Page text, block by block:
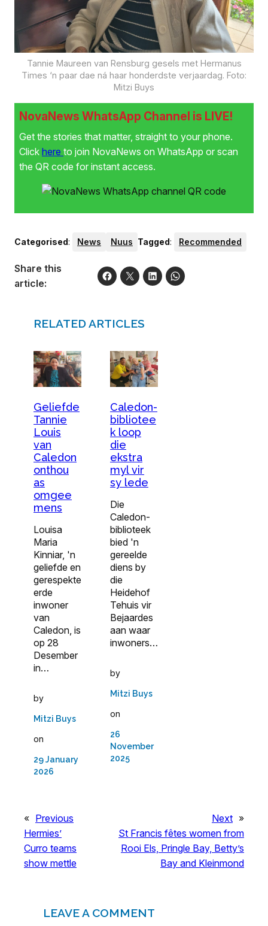
Tannie Maureen van Rensburg gesels met Hermanus
Times ‘n paar dae ná haar honderdste verjaardag. Foto:
Mitzi Buys
NovaNews WhatsApp Channel is LIVE!
Get the stories that matter, straight to your phone.
Click here to join NovaNews on WhatsApp or scan
the QR code for instant access.
Categorised: News Nuus Tagged: Recommended
Share this
article:
RELATED ARTICLES
Geliefde
Tannie
Louis
van
Caledon
onthou
as
omgee
mens
Louisa
Maria
Kinniar, 'n
geliefde en
gerespekte
erde
inwoner
van
Caledon, is
op 28
Desember
in…
by
Mitzi Buys
on
29 January
2026
Caledon-
bibliotee
k loop
die
ekstra
myl vir
sy lede
Die
Caledon-
biblioteek
bied 'n
gereelde
diens by
die
Heidehof
Tehuis vir
Bejaardes
aan waar
inwoners…
by
Mitzi Buys
on
26
November
2025
« Previous
Hermies’
Curro teams
show mettle
Next »
St Francis fêtes women from
Rooi Els, Pringle Bay, Betty’s
Bay and Kleinmond
LEAVE A COMMENT